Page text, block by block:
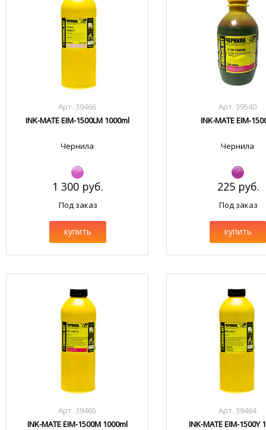
Арт. 39466
INK-MATE EIM-1500LM 1000ml
Чернила
1 300 руб.
Под заказ
купить
Арт. 39540
INK-MATE EIM-
Чернила
225 руб.
Под заказ
купить
Арт. 39465
INK-MATE EIM-1500M 1000ml
Арт. 39464
INK-MATE EIM-1500Y